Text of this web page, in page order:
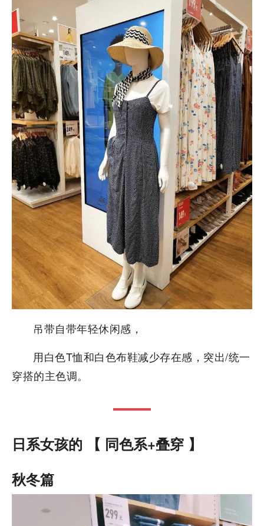
吊带自带年轻休闲感，
用白色T恤和白色布鞋减少存在感，突出/统一
穿搭的主色调。
日系女孩的 【 同色系+叠穿 】
秋冬篇